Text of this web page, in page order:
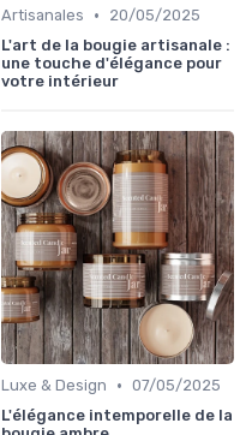
Artisanales •
20/05/2025
L'art de la bougie artisanale :
une touche d'élégance pour
votre intérieur
Luxe & Design • 07/05/2025
L'élégance intemporelle de la